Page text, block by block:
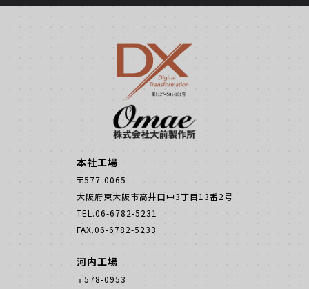
本社工場
〒577-0065
大阪府東大阪市高井田中3丁目13番2号
TEL.06-6782-5231
FAX.06-6782-5233
河内工場
〒578-0953